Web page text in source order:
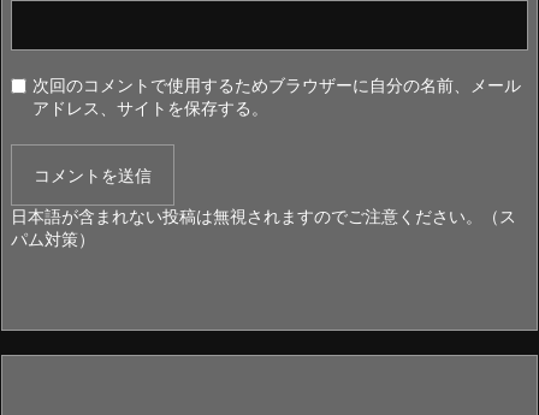
次回のコメントで使用するためブラウザーに自分の名前、メール
アドレス、サイトを保存する。
日本語が含まれない投稿は無視されますのでご注意ください。（ス
パム対策）